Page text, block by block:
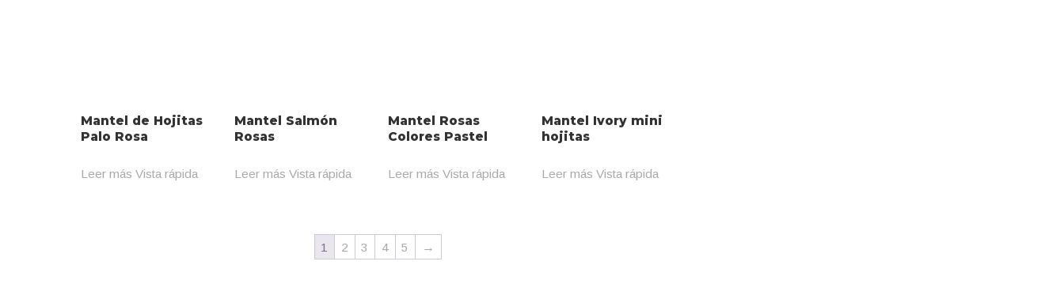
Mantel de Hojitas
Palo Rosa
Leer más Vista rápida
Mantel Salmón
Rosas
Leer más Vista rápida
Mantel Rosas
Colores Pastel
Leer más Vista rápida
Mantel Ivory mini
hojitas
Leer más Vista rápida
1 2 3 4 5 →